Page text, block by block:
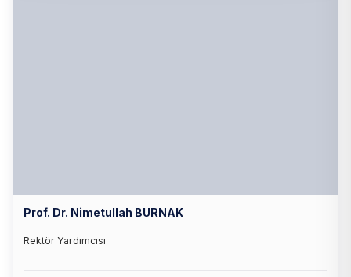
Prof. Dr. Nimetullah BURNAK
Rektör Yardımcısı